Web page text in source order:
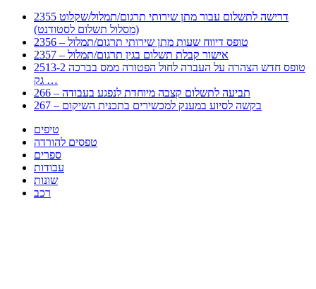
2355 דרישה לתשלום עבור מתן שירותי תרגום/תמלול/שקלוט
(מסלול תשלום לסטודנט)
2356 – טופס דיווח שעות מתן שירותי תרגום/תמלול
2357 – אישור קבלת תשלום בגין תרגום/תמלול
2513-2 טופס חדש הצהרה על העברה לחול הפטורה ממס בברכה
גק …
266 – תביעה לתשלום קצבה מיוחדת לנפגע בעבודה
267 – בקשה לסיוע במענק למכשירים בתכנית השיקום
טיפים
טפסים להורדה
ספרים
עבודות
שונות
רכב